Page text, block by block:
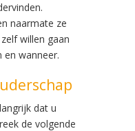
naarmate ze
willen gaan
en wanneer.
dat u
de volgende